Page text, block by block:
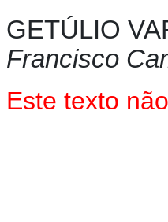
GETÚLIO
Francisco
Este texto